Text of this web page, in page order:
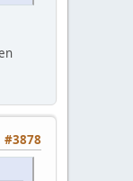
#3878